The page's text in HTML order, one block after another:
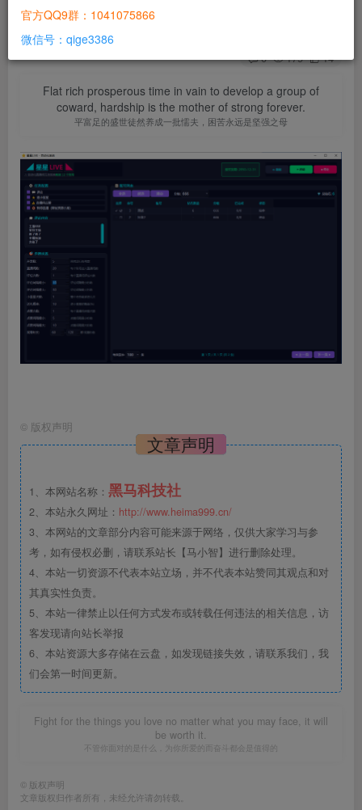
站长
2个月前发布
0 179 14
Flat rich prosperous time in vain to develop a group of
coward, hardship is the mother of strong forever.
平富足的盛世徒然养成一批懦夫，困苦永远是坚强之母
© 版权声明
文章声明
1、本网站名称： 黑马科技社
2、本站永久网址： http://www.heima999.cn/
3、本网站的文章部分内容可能来源于网络，仅供大家学习与参
考，如有侵权必删，请联系站长【马小智】进行删除处理。
4、本站一切资源不代表本站立场，并不代表本站赞同其观点和对
其真实性负责。
5、本站一律禁止以任何方式发布或转载任何违法的相关信息，访
客发现请向站长举报
6、本站资源大多存储在云盘，如发现链接失效，请联系我们，我
们会第一时间更新。
Fight for the things you love no matter what you may face, it will
be worth it.
不管你面对的是什么，为你所爱的而奋斗都会是值得的
© 版权声明
文章版权归作者所有，未经允许请勿转载。
官方QQ9群：1041075866
微信号：qige3386